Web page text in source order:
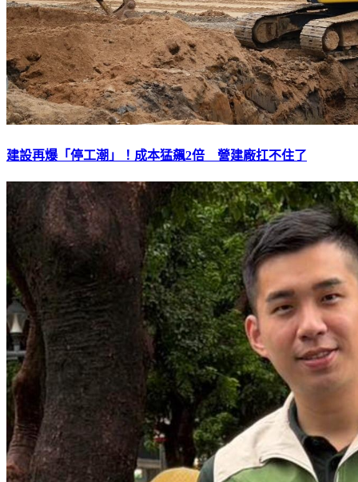
建設再爆「停工潮」！成本猛飆2倍 營建廠扛不住了